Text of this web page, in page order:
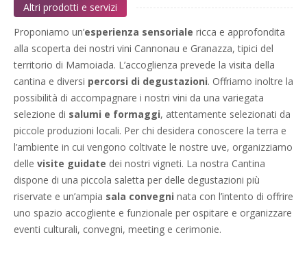
Altri prodotti e servizi
Proponiamo un’esperienza sensoriale ricca e approfondita
alla scoperta dei nostri vini Cannonau e Granazza, tipici del
territorio di Mamoiada. L’accoglienza prevede la visita della
cantina e diversi percorsi di degustazioni. Offriamo inoltre la
possibilità di accompagnare i nostri vini da una variegata
selezione di salumi e formaggi, attentamente selezionati da
piccole produzioni locali. Per chi desidera conoscere la terra e
l’ambiente in cui vengono coltivate le nostre uve, organizziamo
delle visite guidate dei nostri vigneti. La nostra Cantina
dispone di una piccola saletta per delle degustazioni più
riservate e un’ampia sala convegni nata con l’intento di offrire
uno spazio accogliente e funzionale per ospitare e organizzare
eventi culturali, convegni, meeting e cerimonie.